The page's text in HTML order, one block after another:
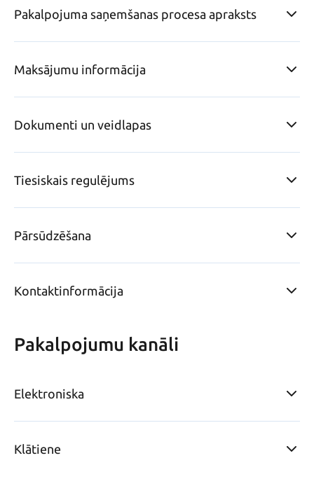
Pakalpojuma saņemšanas procesa apraksts
Maksājumu informācija
Dokumenti un veidlapas
Tiesiskais regulējums
Pārsūdzēšana
Kontaktinformācija
Pakalpojumu kanāli
Elektroniska
Klātiene